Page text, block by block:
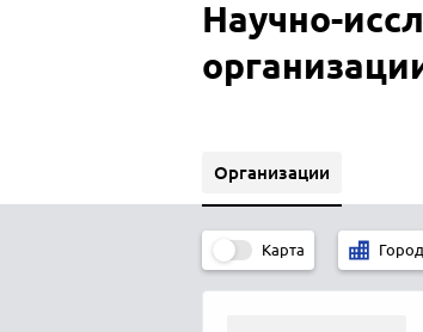
Научно-
Организации
Карта Город